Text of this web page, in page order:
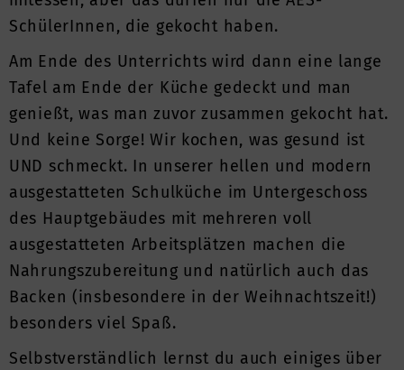
SchülerInnen, die gekocht haben.
Am Ende des Unterrichts wird dann eine lange
Tafel am Ende der Küche gedeckt und man
genießt, was man zuvor zusammen gekocht hat.
Und keine Sorge! Wir kochen, was gesund ist
UND schmeckt. In unserer hellen und modern
ausgestatteten Schulküche im Untergeschoss
des Hauptgebäudes mit mehreren voll
ausgestatteten Arbeitsplätzen machen die
Nahrungszubereitung und natürlich auch das
Backen (insbesondere in der Weihnachtszeit!)
besonders viel Spaß.
Selbstverständlich lernst du auch einiges über